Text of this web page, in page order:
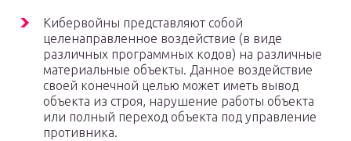
Кибервойны представляют собой
целенаправленное воздействие (в виде
различных программных кодов) на различные
материальные объекты. Данное воздействие
своей конечной целью может иметь вывод
объекта из строя, нарушение работы объекта
или полный переход объекта под управление
противника.